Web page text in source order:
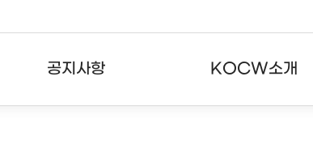
공지사항 KOCW소개